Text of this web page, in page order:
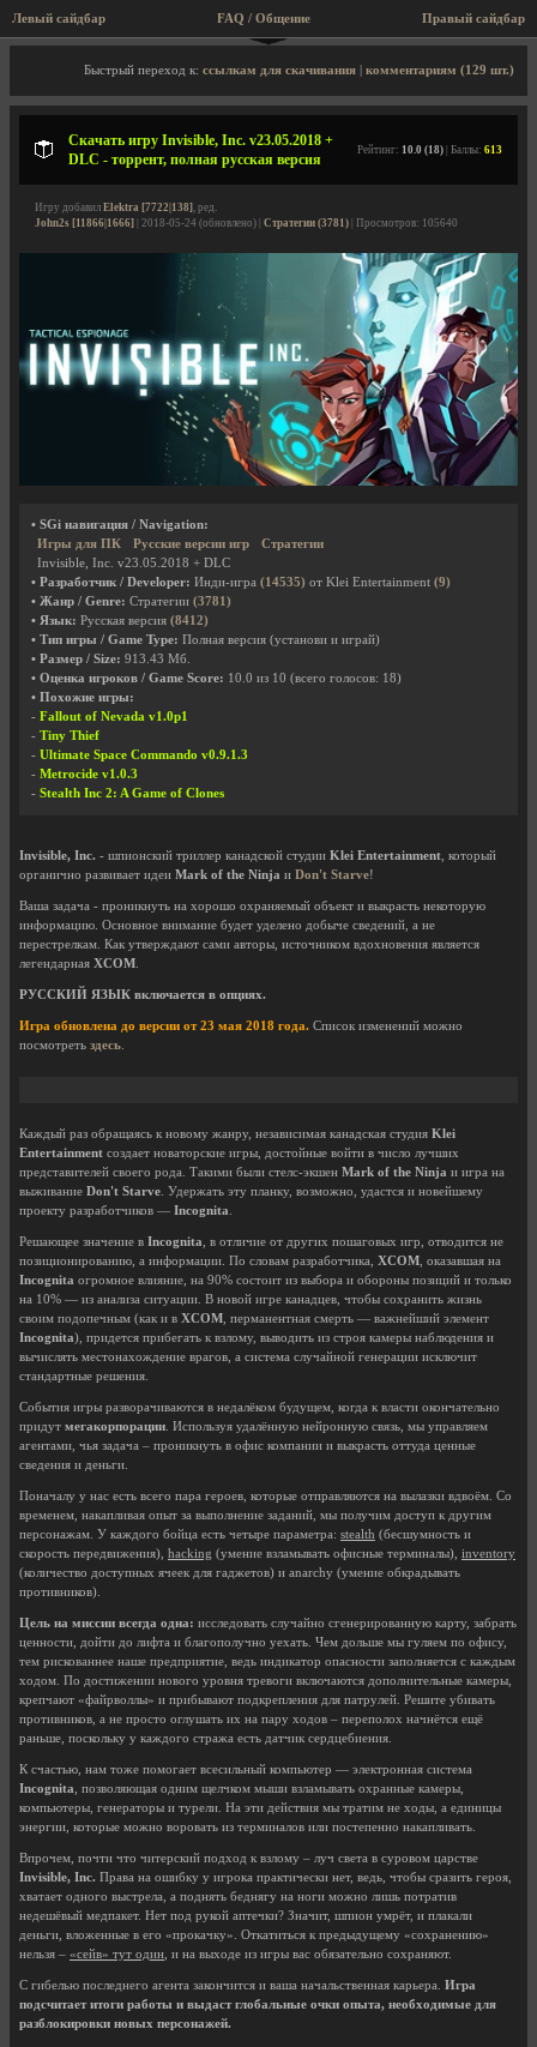
Левый сайдбар FAQ / Общение
Описание игры, торрент, скриншоты, видео
Быстрый переход к: ссылкам для скачивания комментариям (129 шт.)
Скачать игру Invisible, Inc. v23.05.2018 +
DLC - торрент, полная русская версия
Рейтинг: 10.0 (18) | Баллы: 613
Игру добавил Elektra [7722|138], ред.
John2s [11866|1666] | 2018-05-24 (обновлено) | Стратегии (3781) | Просмотров: 105640
• SGi навигация / Navigation:
Игры для ПК
Русские версии игр
Стратегии
Invisible, Inc. v23.05.2018 + DLC
• Разработчик / Developer: Инди-игра (14535) от Klei Entertainment (9)
• Жанр / Genre: Стратегии (3781)
• Язык: Русская версия (8412)
• Тип игры / Game Type: Полная версия (установи и играй)
• Размер / Size: 913.43 Мб.
• Оценка игроков / Game Score: 10.0 из 10 (всего голосов: 18)
• Похожие игры:
- Fallout of Nevada v1.0p1
- Tiny Thief
- Ultimate Space Commando v0.9.1.3
- Metrocide v1.0.3
- Stealth Inc 2: A Game of Clones
Invisible, Inc. - шпионский триллер канадской студии Klei Entertainment, который
органично развивает идеи Mark of the Ninja и Don't Starve!
Ваша задача - проникнуть на хорошо охраняемый объект и выкрасть некоторую
информацию. Основное внимание будет уделено добыче сведений, а не
перестрелкам. Как утверждают сами авторы, источником вдохновения является
легендарная XCOM.
РУССКИЙ ЯЗЫК включается в опциях.
Игра обновлена до версии от 23 мая 2018 года. Список изменений можно
посмотреть здесь.
Каждый раз обращаясь к новому жанру, независимая канадская студия Klei
Entertainment создает новаторские игры, достойные войти в число лучших
представителей своего рода. Такими были стелс-экшен Mark of the Ninja и игра на
выживание Don't Starve. Удержать эту планку, возможно, удастся и новейшему
проекту разработчиков — Incognita.
Решающее значение в Incognita, в отличие от других пошаговых игр, отводится не
позиционированию, а информации. По словам разработчика, XCOM, оказавшая на
Incognita огромное влияние, на 90% состоит из выбора и обороны позиций и только
на 10% — из анализа ситуации. В новой игре канадцев, чтобы сохранить жизнь
своим подопечным (как и в XCOM, перманентная смерть — важнейший элемент
Incognita), придется прибегать к взлому, выводить из строя камеры наблюдения и
вычислять местонахождение врагов, а система случайной генерации исключит
стандартные решения.
События игры разворачиваются в недалёком будущем, когда к власти окончательно
придут мегакорпорации. Используя удалённую нейронную связь, мы управляем
агентами, чья задача – проникнуть в офис компании и выкрасть оттуда ценные
сведения и деньги.
Поначалу у нас есть всего пара героев, которые отправляются на вылазки вдвоём. Со
временем, накапливая опыт за выполнение заданий, мы получим доступ к другим
персонажам. У каждого бойца есть четыре параметра: stealth (бесшумность и
скорость передвижения), hacking (умение взламывать офисные терминалы), inventory
(количество доступных ячеек для гаджетов) и anarchy (умение обкрадывать
противников).
Цель на миссии всегда одна: исследовать случайно сгенерированную карту, забрать
ценности, дойти до лифта и благополучно уехать. Чем дольше мы гуляем по офису,
тем рискованнее наше предприятие, ведь индикатор опасности заполняется с каждым
ходом. По достижении нового уровня тревоги включаются дополнительные камеры,
крепчают «файрволлы» и прибывают подкрепления для патрулей. Решите убивать
противников, а не просто оглушать их на пару ходов – переполох начнётся ещё
раньше, поскольку у каждого стража есть датчик сердцебиения.
К счастью, нам тоже помогает всесильный компьютер — электронная система
Incognita, позволяющая одним щелчком мыши взламывать охранные камеры,
компьютеры, генераторы и турели. На эти действия мы тратим не ходы, а единицы
энергии, которые можно воровать из терминалов или постепенно накапливать.
Впрочем, почти что читерский подход к взлому – луч света в суровом царстве
Invisible, Inc. Права на ошибку у игрока практически нет, ведь, чтобы сразить героя,
хватает одного выстрела, а поднять беднягу на ноги можно лишь потратив
недешёвый медпакет. Нет под рукой аптечки? Значит, шпион умрёт, и плакали
деньги, вложенные в его «прокачку». Откатиться к предыдущему «сохранению»
нельзя – «сейв» тут один, и на выходе из игры вас обязательно сохраняют.
С гибелью последнего агента закончится и ваша начальственная карьера. Игра
подсчитает итоги работы и выдаст глобальные очки опыта, необходимые для
разблокировки новых персонажей.